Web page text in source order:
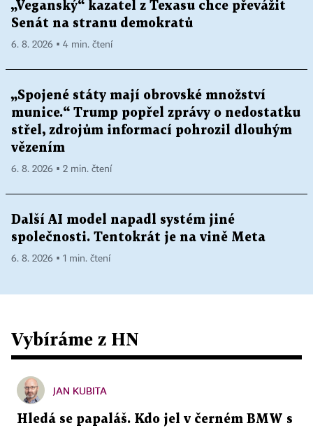
„Veganský“ kazatel z Texasu chce převážit
Senát na stranu demokratů
6. 8. 2026 ▪ 4 min. čtení
„Spojené státy mají obrovské množství
munice.“ Trump popřel zprávy o nedostatku
střel, zdrojům informací pohrozil dlouhým
vězením
6. 8. 2026 ▪ 2 min. čtení
Další AI model napadl systém jiné
společnosti. Tentokrát je na vině Meta
6. 8. 2026 ▪ 1 min. čtení
Vybíráme z HN
JAN KUBITA
Hledá se papaláš. Kdo jel v černém BMW s